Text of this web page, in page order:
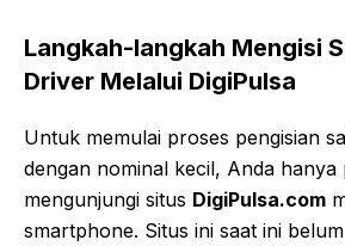
Langkah-langkah Mengisi
Driver Melalui DigiPulsa
Untuk memulai proses pengisian
dengan nominal kecil, Anda hanya
mengunjungi situs DigiPulsa.com
smartphone. Situs ini saat ini